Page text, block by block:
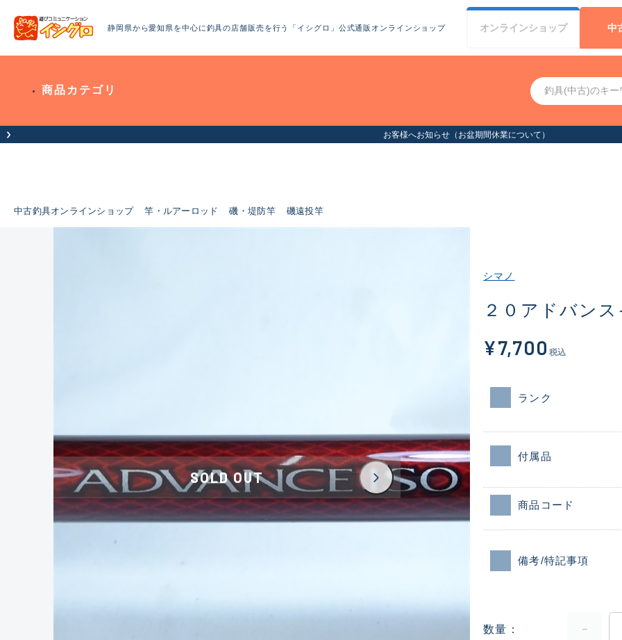
静岡県から愛知県を中心に釣具の店舗販売を行う「イシグロ」公式通販オンラインショップ オンラインショップ 中
商品カテゴリ
お客様へお知らせ（お盆期間休業について）
中古釣具オンラインショップ 竿・ルアーロッド 磯・堤防竿 磯遠投竿
SOLD OUT
シマノ
２０アドバン
¥7,700 税込
ランク
付属品
商品コード
備考/特記事項
数量